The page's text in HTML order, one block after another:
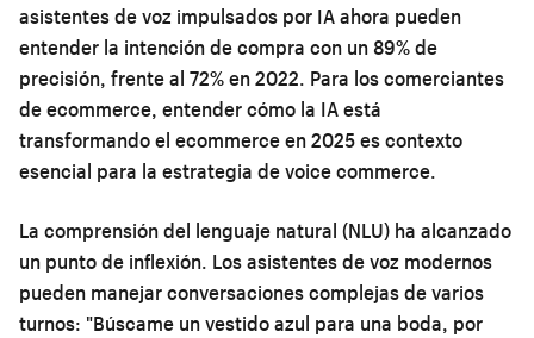
asistentes de voz impulsados por IA ahora pueden
entender la intención de compra con un 89% de
precisión, frente al 72% en 2022. Para los comerciantes
de ecommerce, entendercómo la IA está
transformando el ecommerce en 2025es contexto
esencial para la estrategia de voice commerce.
La comprensión del lenguaje natural (NLU) ha alcanzado
un punto de inflexión. Los asistentes de voz modernos
pueden manejar conversaciones complejas de varios
turnos: "Búscame un vestido azul para una boda, por